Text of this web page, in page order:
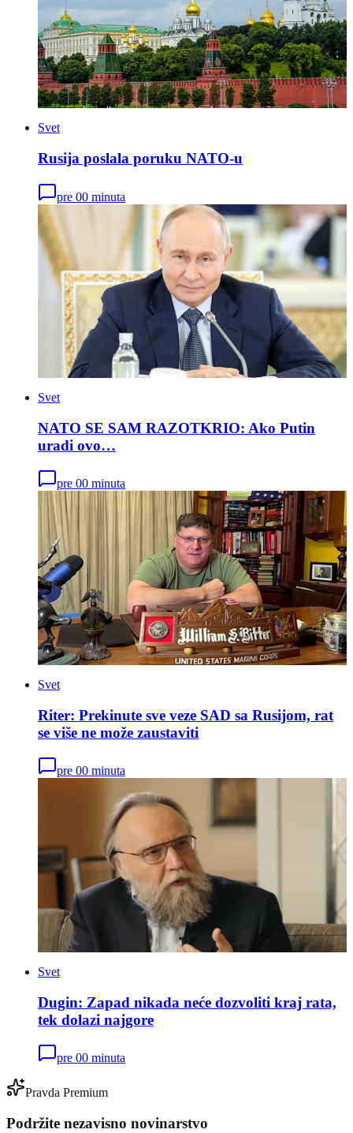
Svet
Rusija poslala poruku NATO-u
pre 00 minuta
Svet
NATO SE SAM RAZOTKRIO: Ako Putin
uradi ovo…
pre 00 minuta
Svet
Riter: Prekinute sve veze SAD sa Rusijom, rat
se više ne može zaustaviti
pre 00 minuta
Svet
Dugin: Zapad nikada neće dozvoliti kraj rata,
tek dolazi najgore
pre 00 minuta
Pravda Premium
Podržite nezavisno novinarstvo